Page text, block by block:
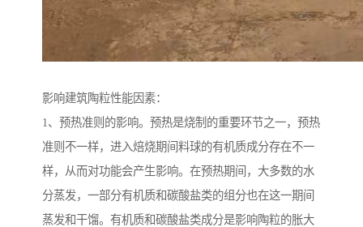
影响建筑陶粒性能因素：
1、预热准则的影响。预热是烧制的重要环节之一，预热
准则不一样，进入焙烧期间料球的有机质成分存在不一
样，从而对功能会产生影响。在预热期间，大多数的水
分蒸发，一部分有机质和碳酸盐类的组分也在这一期间
蒸发和干馏。有机质和碳酸盐类成分是影响陶粒的胀大